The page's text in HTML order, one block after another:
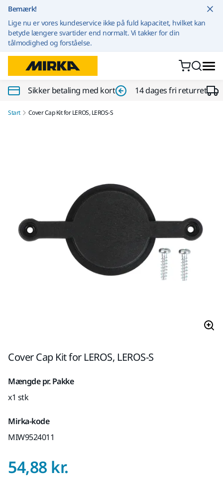
Bemærk!
Lige nu er vores kundeservice ikke på fuld kapacitet, hvilket kan
betyde længere svartider end normalt. Vi takker for din
tålmodighed og forståelse.
Sikker betaling med kort 14 dages fri returret
Start Cover Cap Kit for LEROS, LEROS-S
Cover Cap Kit for LEROS, LEROS-S
Mængde pr. Pakke
x1 stk
Mirka-kode
MIW9524011
54,88 kr.